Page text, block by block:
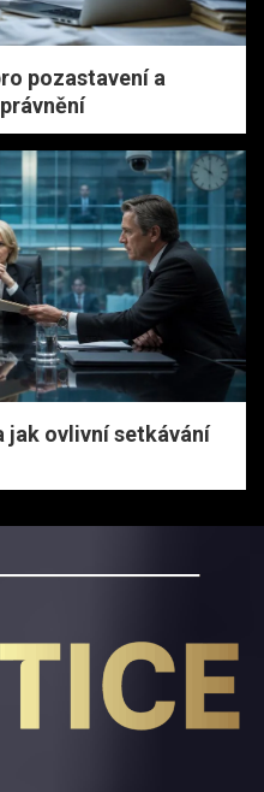
pozastavení a
jak ovlivní setkávání